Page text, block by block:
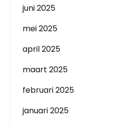
juni 2025
mei 2025
april 2025
maart 2025
februari 2025
januari 2025